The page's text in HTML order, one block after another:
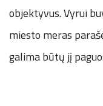
objektyvus. Vyrui
miesto meras
galima būtų jį